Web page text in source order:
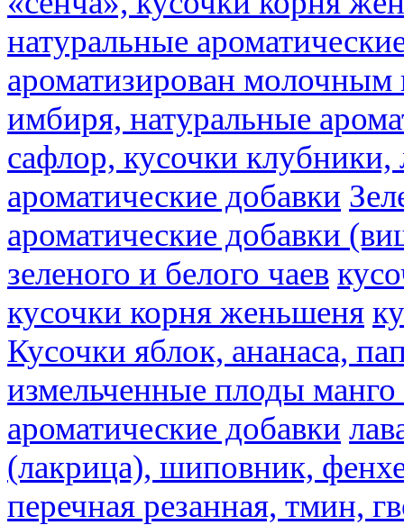
натуральные
ароматизирован молочным
имбиря, натуральные
сафлор, кусочки
ароматические добавки
ароматические добавки
зеленого и белого чаев
кусочки корня женьшеня
Кусочки яблок, ананаса,
измельченные плоды
ароматические добавки
(лакрица), шиповник,
перечная резанная, тмин,